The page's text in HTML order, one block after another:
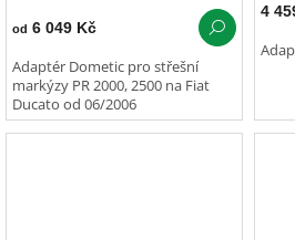
od 6 049 Kč
Adaptér Dometic pro střešní
markýzy PR 2000, 2500 na Fiat
Ducato od 06/2006
4